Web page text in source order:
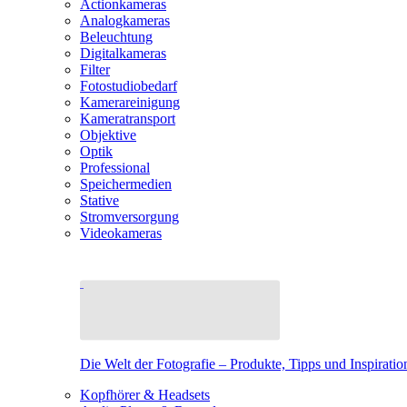
Actionkameras
Analogkameras
Beleuchtung
Digitalkameras
Filter
Fotostudiobedarf
Kamerareinigung
Kameratransport
Objektive
Optik
Professional
Speichermedien
Stative
Stromversorgung
Videokameras
Die Welt der Fotografie – Produkte, Tipps und
Kopfhörer & Headsets